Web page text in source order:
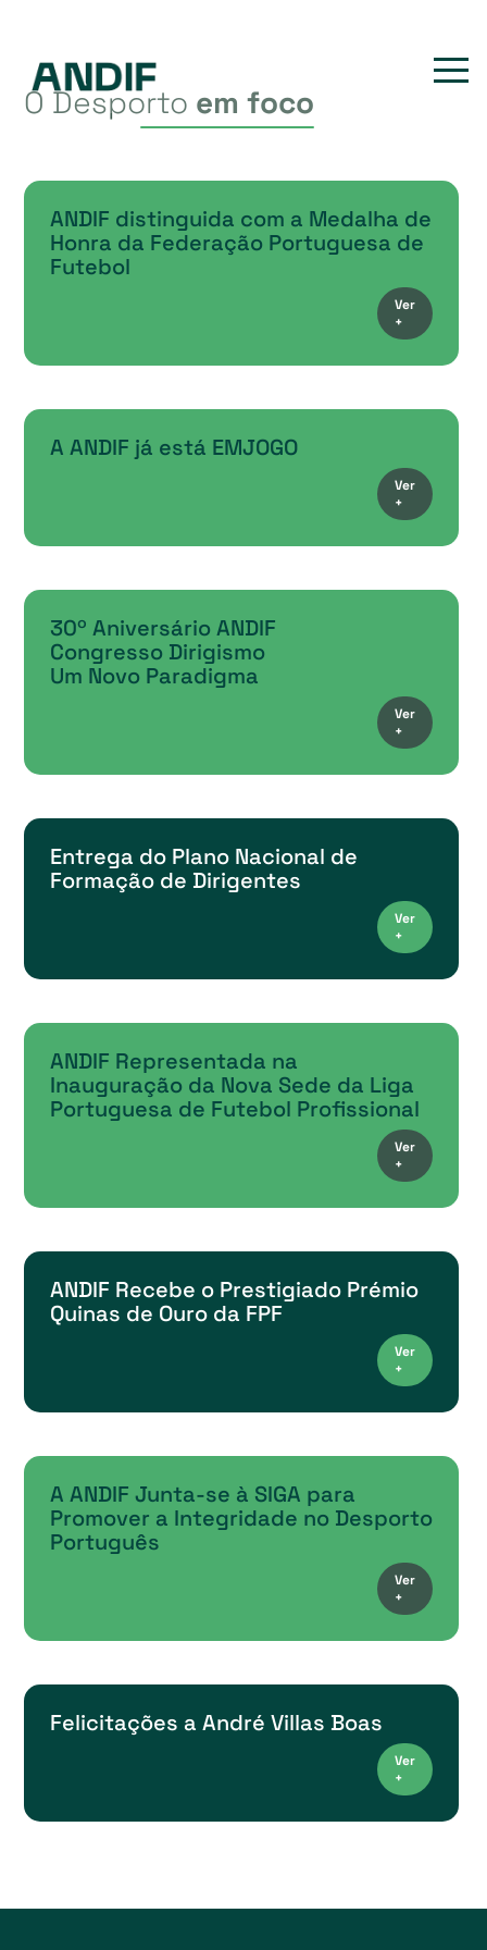
O Desporto em foco
Ver
+
ANDIF distinguida com a Medalha de
Honra da Federação Portuguesa de
Futebol
Ver
+
A ANDIF já está EMJOGO
Ver
+
30º Aniversário ANDIF
Congresso Dirigismo
Um Novo Paradigma
Ver
+
Entrega do Plano Nacional de
Formação de Dirigentes
Ver
+
ANDIF Representada na
Inauguração da Nova Sede da Liga
Portuguesa de Futebol Profissional
Ver
+
ANDIF Recebe o Prestigiado Prémio
Quinas de Ouro da FPF
Ver
+
A ANDIF Junta-se à SIGA para
Promover a Integridade no Desporto
Português
Ver
+
Felicitações a André Villas Boas